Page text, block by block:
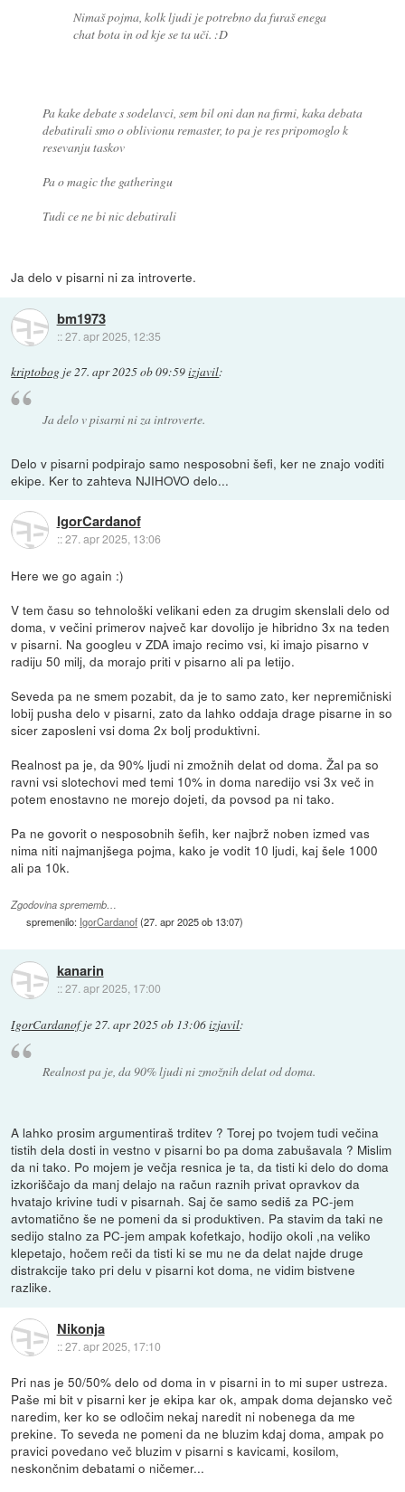
Nimaš pojma, kolk ljudi je potrebno da furaš enega
chat bota in od kje se ta uči. :D
Pa kake debate s sodelavci, sem bil oni dan na firmi, kaka debata
debatirali smo o oblivionu remaster, to pa je res pripomoglo k
resevanju taskov
Pa o magic the gatheringu
Tudi ce ne bi nic debatirali
Ja delo v pisarni ni za introverte.
bm1973
::27. apr 2025, 12:35
kriptobog je27. apr 2025 ob 09:59izjavil:
Ja delo v pisarni ni za introverte.
Delo v pisarni podpirajo samo nesposobni šefi, ker ne znajo voditi
ekipe. Ker to zahteva NJIHOVO delo...
IgorCardanof
::27. apr 2025, 13:06
Here we go again :)
V tem času so tehnološki velikani eden za drugim skenslali delo od
doma, v večini primerov največ kar dovolijo je hibridno 3x na teden
v pisarni. Na googleu v ZDA imajo recimo vsi, ki imajo pisarno v
radiju 50 milj, da morajo priti v pisarno ali pa letijo.
Seveda pa ne smem pozabit, da je to samo zato, ker nepremičniski
lobij pusha delo v pisarni, zato da lahko oddaja drage pisarne in so
sicer zaposleni vsi doma 2x bolj produktivni.
Realnost pa je, da 90% ljudi ni zmožnih delat od doma. Žal pa so
ravni vsi slotechovi med temi 10% in doma naredijo vsi 3x več in
potem enostavno ne morejo dojeti, da povsod pa ni tako.
Pa ne govorit o nesposobnih šefih, ker najbrž noben izmed vas
nima niti najmanjšega pojma, kako je vodit 10 ljudi, kaj šele 1000
ali pa 10k.
Zgodovina sprememb…
spremenilo: IgorCardanof(27. apr 2025 ob 13:07)
kanarin
::27. apr 2025, 17:00
IgorCardanofje27. apr 2025 ob 13:06izjavil:
Realnost pa je, da 90% ljudi ni zmožnih delat od doma.
A lahko prosim argumentiraš trditev ? Torej po tvojem tudi večina
tistih dela dosti in vestno v pisarni bo pa doma zabušavala ? Mislim
da ni tako. Po mojem je večja resnica je ta, da tisti ki delo do doma
izkoriščajo da manj delajo na račun raznih privat opravkov da
hvatajo krivine tudi v pisarnah. Saj če samo sediš za PC-jem
avtomatično še ne pomeni da si produktiven. Pa stavim da taki ne
sedijo stalno za PC-jem ampak kofetkajo, hodijo okoli ,na veliko
klepetajo, hočem reči da tisti ki se mu ne da delat najde druge
distrakcije tako pri delu v pisarni kot doma, ne vidim bistvene
razlike.
Nikonja
::27. apr 2025, 17:10
Pri nas je 50/50% delo od doma in v pisarni in to mi super ustreza.
Paše mi bit v pisarni ker je ekipa kar ok, ampak doma dejansko več
naredim, ker ko se odločim nekaj naredit ni nobenega da me
prekine. To seveda ne pomeni da ne bluzim kdaj doma, ampak po
pravici povedano več bluzim v pisarni s kavicami, kosilom,
neskončnim debatami o ničemer...